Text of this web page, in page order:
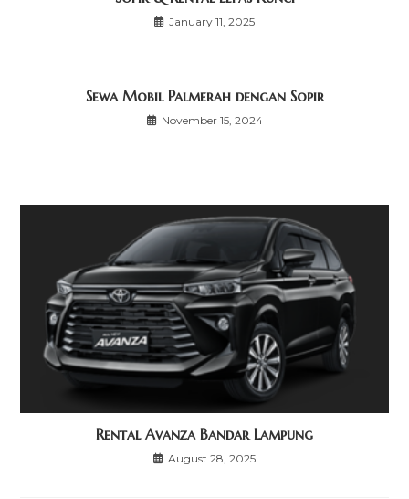
January 11, 2025
Sewa Mobil Palmerah dengan Sopir
November 15, 2024
Rental Avanza Bandar Lampung
August 28, 2025